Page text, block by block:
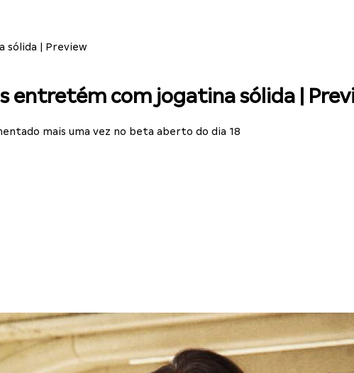
sólida | Preview
entretém com jogatina sólida |
mais uma vez no beta aberto do dia 18